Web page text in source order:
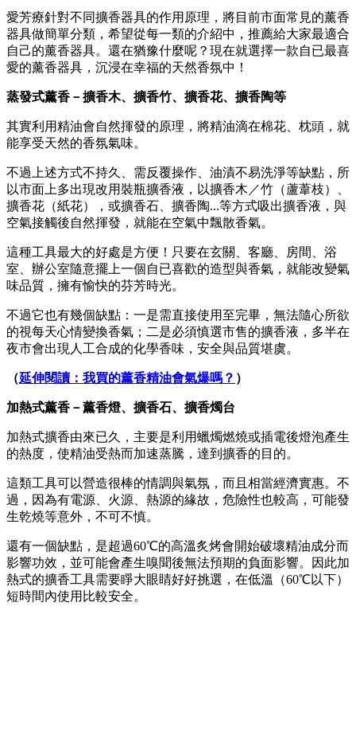
愛芳療針對不同擴香器具的作用原理，將目前市面常見的薰香
器具做簡單分類，希望從每一類的介紹中，推薦給大家最適合
自己的薰香器具。還在猶豫什麼呢？現在就選擇一款自已最喜
愛的薰香器具，沉浸在幸福的天然香氛中！
蒸發式薰香－擴香木、擴香竹、擴香花、擴香陶等
其實利用精油會自然揮發的原理，將精油滴在棉花、枕頭，就
能享受天然的香氛氣味。
不過上述方式不持久、需反覆操作、油漬不易洗淨等缺點，所
以市面上多出現改用裝瓶擴香液，以擴香木／竹（蘆葦枝）、
擴香花（紙花），或擴香石、擴香陶...等方式吸出擴香液，與
空氣接觸後自然揮發，就能在空氣中飄散香氣。
這種工具最大的好處是方便！只要在玄關、客廳、房間、浴
室、辦公室隨意擺上一個自已喜歡的造型與香氣，就能改變氣
味品質，擁有愉快的芬芳時光。
不過它也有幾個缺點：一是需直接使用至完畢，無法隨心所欲
的視每天心情變換香氣；二是必須慎選市售的擴香液，多半在
夜市會出現人工合成的化學香味，安全與品質堪虞。
（延伸閱讀：我買的薰香精油會氣爆嗎？ ）
加熱式薰香－薰香燈、擴香石、擴香燭台
加熱式擴香由來已久，主要是利用蠟燭燃燒或插電後燈泡產生
的熱度，使精油受熱而加速蒸騰，達到擴香的目的。
這類工具可以營造很棒的情調與氣氛，而且相當經濟實惠。不
過，因為有電源、火源、熱源的緣故，危險性也較高，可能發
生乾燒等意外，不可不慎。
還有一個缺點，是超過60℃的高溫炙烤會開始破壞精油成分而
影響功效，並可能會產生嗅聞後無法預期的負面影響。因此加
熱式的擴香工具需要睜大眼睛好好挑選，在低溫（60℃以下）
短時間內使用比較安全。